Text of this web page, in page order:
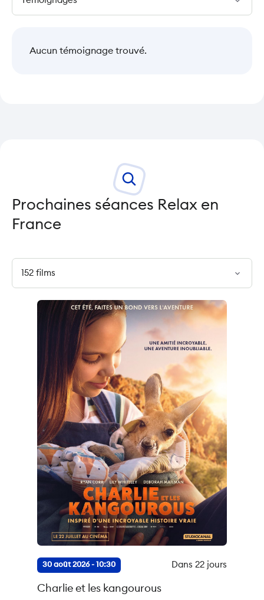
Aucun témoignage trouvé.
Prochaines séances Relax en
France
expand_more
30 août 2026 - 10:30 Dans 22 jours
Charlie et les kangourous